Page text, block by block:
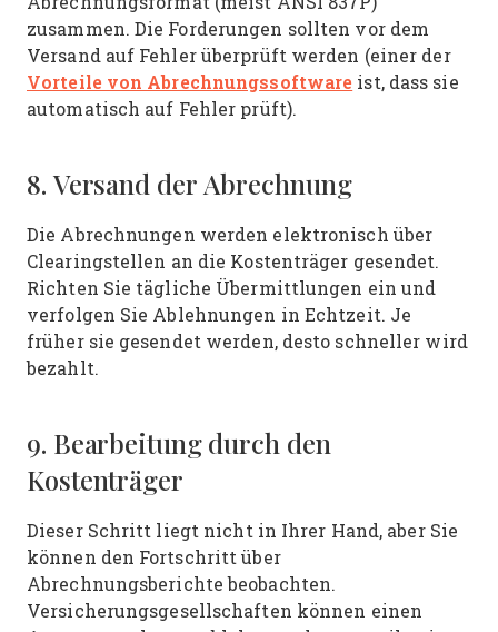
zusammen. Die Forderungen sollten vor dem
Versand auf Fehler überprüft werden (einer der
Vorteile von Abrechnungssoftware ist, dass sie
automatisch auf Fehler prüft).
8. Versand der Abrechnung
Die Abrechnungen werden elektronisch über
Clearingstellen an die Kostenträger gesendet.
Richten Sie tägliche Übermittlungen ein und
verfolgen Sie Ablehnungen in Echtzeit. Je
früher sie gesendet werden, desto schneller wird
bezahlt.
9. Bearbeitung durch den
Kostenträger
Dieser Schritt liegt nicht in Ihrer Hand, aber Sie
können den Fortschritt über
Abrechnungsberichte beobachten.
Versicherungsgesellschaften können einen